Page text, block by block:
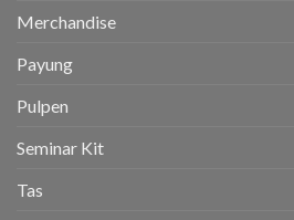
Merchandise
Payung
Pulpen
Seminar Kit
Tas